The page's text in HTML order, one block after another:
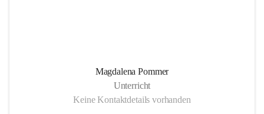
Magdalena Pommer
Unterricht
Keine Kontaktdetails vorhanden